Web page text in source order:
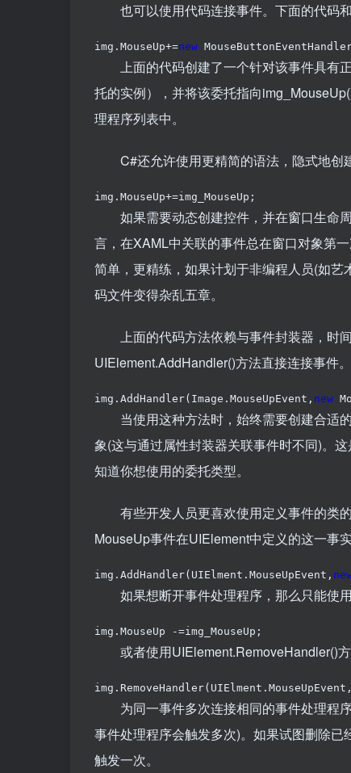
也可以使用代码连接事件。下面的代码和
img.MouseUp+=new
上面的代码创建了一个针对该事件具有
托的实例），并将该委托指向
理程序列表中。
C#还允许使用更精简的语法，隐式地创
img.MouseUp+=img_MouseUp;
如果需要动态创建控件，并在窗口生命
言，在XAML中关联的事件总在窗口对象第
简单，更精练，如果计划于非编程人员(如
码文件变得杂乱五章。
上面的代码方法依赖与事件封装器，时
UIElement.AddHandler()方法直接连接事件
img.AddHandler(Image.MouseUpEvent, new
当使用这种方法时，始终需要创建合适
象(这与通过属性封装器关联事件时不同)。
知道你想使用的委托类型。
有些开发人员更喜欢使用定义事件的类
MouseUp事件在UIElement中定义的这一事
img.AddHandler(UIElment.MouseUpEvent,
如果想断开事件处理程序，那么只能使用
img.MouseUp -=img_MouseUp;
或者使用UIElement.RemoveHandler()方
img.RemoveHandler(UIElment.MouseUpEvent,
为同一事件多次连接相同的事件处理程序
事件处理程序会触发多次)。如果试图删除
触发一次。